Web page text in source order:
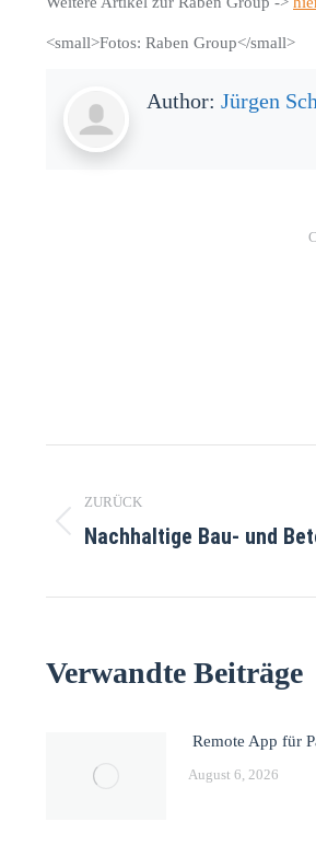
<small>Fotos: Raben Group</small>
Author: Jürgen
ZURÜCK
Nachhaltige Bau- und
Verwandte Beiträge
Remote App für
August 6, 2026